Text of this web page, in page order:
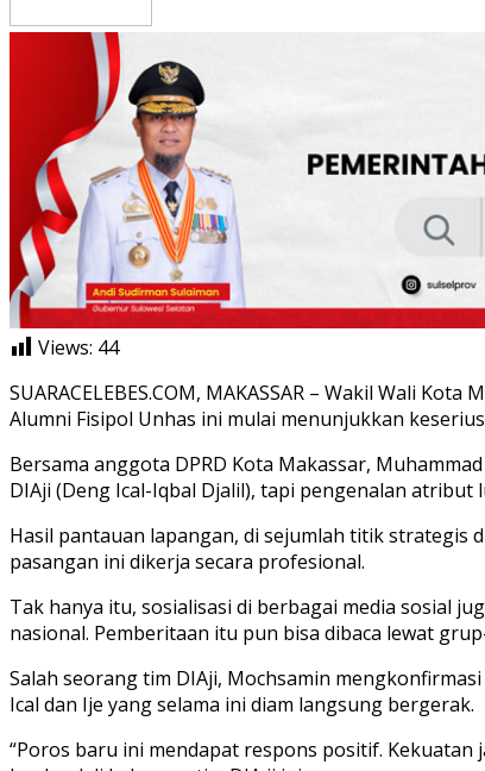
Views: 44
SUARACELEBES.COM, MAKASSAR – Wakil Wali
Alumni Fisipol Unhas ini mulai menunjukkan
Bersama anggota DPRD Kota Makassar,
DIAji (Deng Ical-Iqbal Djalil), tapi pengenalan
Hasil pantauan lapangan, di sejumlah titik strategis
pasangan ini dikerja secara profesional.
Tak hanya itu, sosialisasi di berbagai media sosial
nasional. Pemberitaan itu pun bisa dibaca lewat
Salah seorang tim DIAji, Mochsamin
Ical dan Ije yang selama ini diam langsung bergerak.
“Poros baru ini mendapat respons positif. Kekuatan